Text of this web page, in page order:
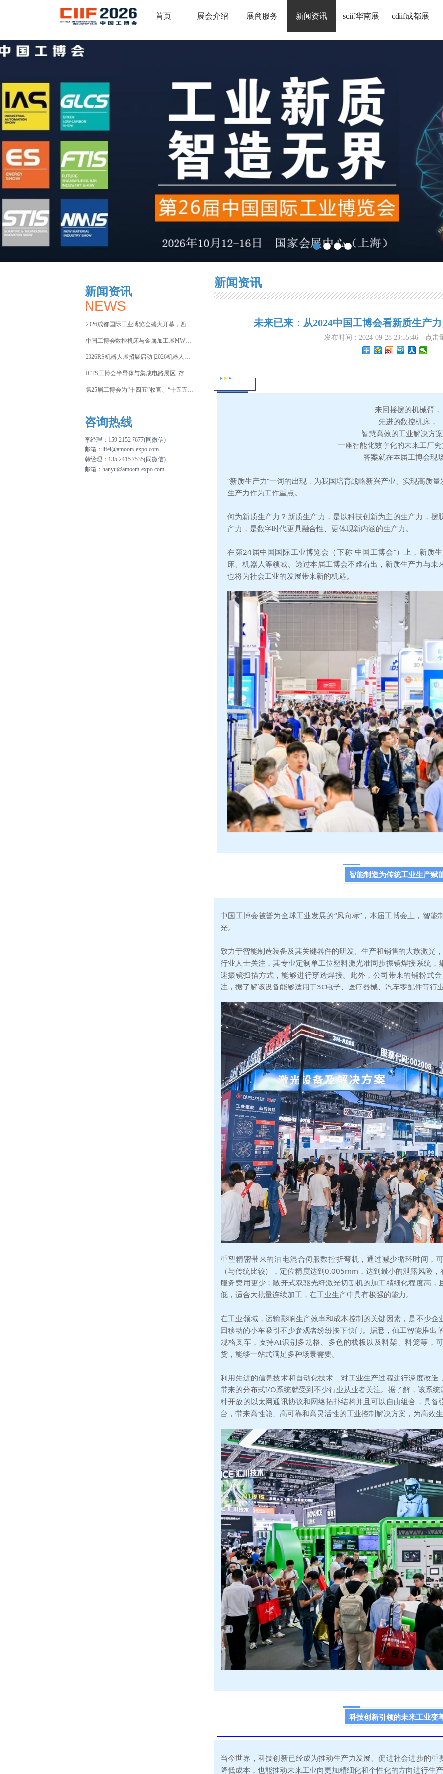
首页 展会介绍 展商服务 新闻资讯 sciif华南展 cdiif成都展
新闻资讯
NEWS
2026成都国际工业博览会盛大开幕，西部智造“向绿向智”加速
中国工博会数控机床与金属加工展MWCS2026焕新而来，收官
2026RS机器人展招展启动 |2026机器人行业风向在哪？
ICTS工博会半导体与集成电路展区_存储芯片荒再升级，破局关
第25届工博会为“十四五”收官、“十五五”谋篇落下新型工业化
咨询热线
李经理： 159 2152 7677(同微信)
邮箱： lifei@amoom-expo.com
韩经理： 135 2415 7535(同微信)
邮箱： hanyu@amoom-expo.com
新闻资讯
未来已来：从2024中国工博会看新质生产
发布时间：2024-09-28 23:55:46 点击
来回摇摆的机械臂，
先进的数控机床，
智慧高效的工业解决方
一座智能化数字化的未来工厂
答案就在本届工博会现
“新质生产力”一词的出现，为我国培育战略新兴产业、实现高质
生产力作为工作重点。
何为新质生产力？新质生产力，是以科技创新为主的生产力，
产力，是数字时代更具融合性、更体现新内涵的生产力。
在第24届中国国际工业博览会（下称“中国工博会”）上，新质
床、机器人等领域。透过本届工博会不难看出，新质生产力与
也将为社会工业的发展带来新的机遇。
智能制造为传统工业生产赋
中国工博会被誉为全球工业发展的“风向标”，本届工博会上，智
光。
致力于智能制造装备及其关键器件的研发、生产和销售的大族激光
行业人士关注，其专业定制单工位塑料激光准同步振镜焊接系统
速振镜扫描方式，能够进行穿透焊接。此外，公司带来的铺粉式
注，据了解该设备能够适用于3C电子、医疗器械、汽车零配件等行
重望精密带来的油电混合伺服数控折弯机，通过减少循环时间，
（与传统比较），定位精度达到0.005mm，达到最小的泄露风险
服务费用更少；敞开式双驱光纤激光切割机的加工精细化程度高
低，适合大批量连续加工，在工业生产中具有极强的能力。
在工业领域，运输影响生产效率和成本控制的关键因素，是不少
回移动的小车吸引不少参观者纷纷按下快门。据悉，仙工智能推出
规格叉车，支持AI识别多规格、多色的栈板以及料架、料笼等，
货，能够一站式满足多种场景需要。
利用先进的信息技术和自动化技术，对工业生产过程进行深度改
带来的分布式I/O系统就受到不少行业从业者关注。据了解，该系
种开放的以太网通讯协议和网络拓扑结构并且可以自由组合，具
台，带来高性能、高可靠和高灵活性的工业控制解决方案，为高效
科技创新引领的未来工业变
当今世界，科技创新已经成为推动生产力发展、促进社会进步的
降低成本，也能推动未来工业向更加精细化和个性化的方向进行生